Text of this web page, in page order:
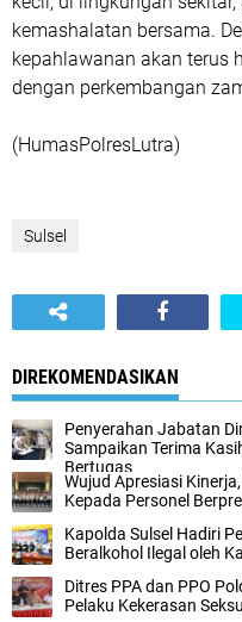
kemashalatan bersama.
kepahlawanan akan terus
dengan perkembangan
(HumasPolresLutra)
Sulsel
DIREKOMENDASIKAN
Penyerahan Jabatan
Sampaikan Terima
Bertugas
Wujud Apresiasi
Kepada Personel
Kapolda Sulsel Hadiri
Beralkohol Ilegal oleh
Ditres PPA dan PPO
Pelaku Kekerasan